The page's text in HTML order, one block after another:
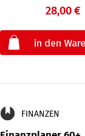
28,00 €
FINANZEN